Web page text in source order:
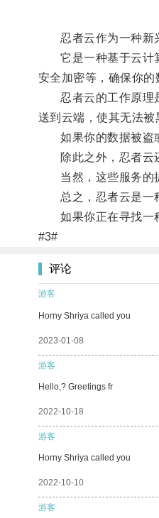
忍者云作为一种新兴
它是一种基于云计算
安全加密等，确保你的
忍者云的工作原理是
送到云端，使其无法被
如果你的数据被盗或
除此之外，忍者云还
当然，这些服务的提
总之，忍者云是一种
如果你正在寻找一种
#3#
评论
游客
Horny Shriya called you
2023-01-08
游客
Hello,? Greetings fr
2022-10-18
游客
Horny Shriya called you
2022-10-10
游客